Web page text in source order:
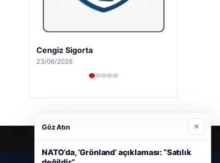
Cengiz Sigorta
23/06/2026
Göz Atın ×
NATO’da, ‘Grönland’ açıklaması: “Satılık